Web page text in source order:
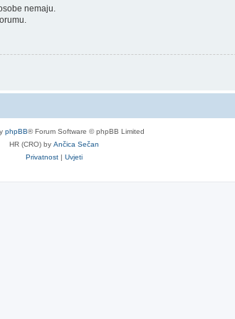
nemaju.
phpBB® Forum Software © phpBB Limited
HR (CRO) by Ančica Sečan
Privatnost | Uvjeti